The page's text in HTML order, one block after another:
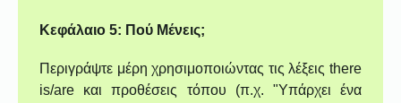
Κεφάλαιο 5: Πού Μένεις;
Περιγράψτε μέρη χρησιμοποιώντας τις λέξεις there
is/are και προθέσεις τόπου (π.χ. "Υπάρχει ένα